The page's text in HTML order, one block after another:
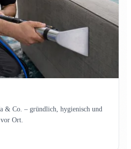
& Co. – gründlich, hygienisch und
Ort.